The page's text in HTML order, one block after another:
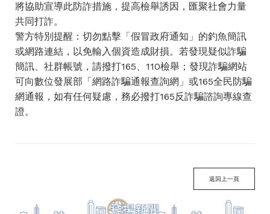
將協助宣導此防詐措施，提高檢舉誘因，匯聚社會力量
共同打詐。
警方特別提醒：切勿點擊「假冒政府通知」的釣魚簡訊
或網路連結，以免輸入個資造成財損。若發現疑似詐騙
簡訊、社群帳號，請撥打165、110檢舉；發現詐騙網站
可向數位發展部「網路詐騙通報查詢網」或165全民防騙
網通報，如有任何疑慮，務必撥打165反詐騙諮詢專線查
證。
返回上一頁